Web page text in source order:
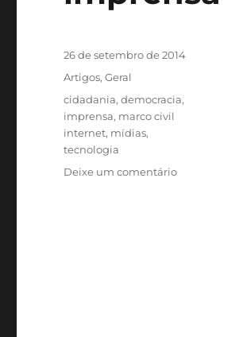
Publicado
em
26 de setembro de 2014
Categorias
Artigos,Geral
Tags
cidadania,democracia,
imprensa, marco civil
internet, mídias,
tecnologia
Deixe um comentárioem